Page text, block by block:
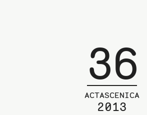
36
ACTASCENICA
2013